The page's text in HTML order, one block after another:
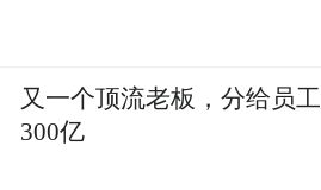
又一个顶流老板，分给员工
300亿